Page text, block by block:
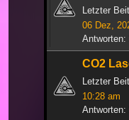
Letzter
06 Dez,
Antworten:
CO2
Letzter
10:28 am
Antworten: